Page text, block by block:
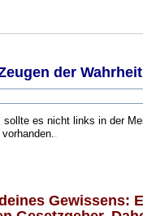
der Wahrheit
es nicht links in der
.
Gewissens: